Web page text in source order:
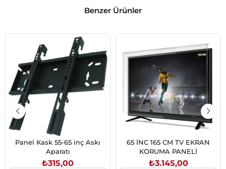
Benzer Ürünler
Panel Kask 55-65 inç Askı
Aparatı
₺315,00
65 İNC 165 CM TV EKRAN
KORUMA PANELİ
₺3.145,00